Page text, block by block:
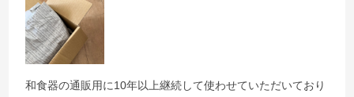
和食器の通販用に10年以上継続して使わせていただいており